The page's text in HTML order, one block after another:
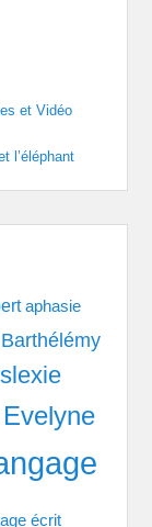
et Vidéo
l’éléphant
aphasie
Evelyne
écrit